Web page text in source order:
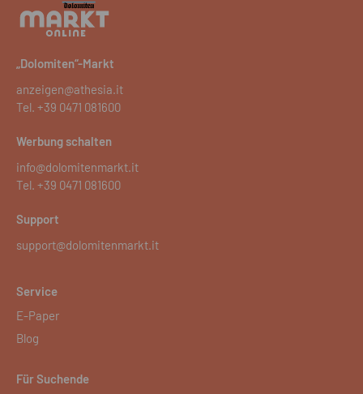
„Dolomiten“-Markt
anzeigen@athesia.it
Tel. +39 0471 081600
Werbung schalten
info@dolomitenmarkt.it
Tel. +39 0471 081600
Support
support@dolomitenmarkt.it
Service
E-Paper
Blog
Für Suchende